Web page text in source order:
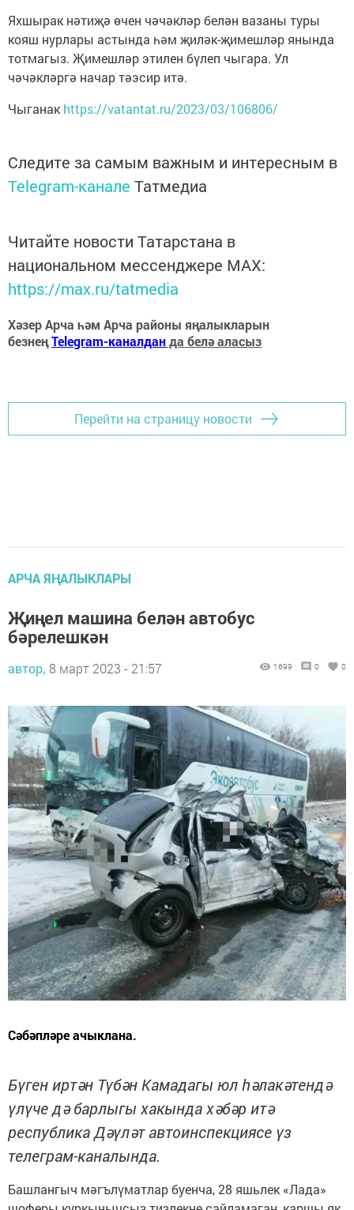
Яхшырак нәтиҗә өчен чәчәкләр белән вазаны туры
кояш нурлары астында һәм җиләк-җимешләр янында
тотмагыз. Җимешләр этилен бүлеп чыгара. Ул
чәчәкләргә начар тәэсир итә.
Чыганак https://vatantat.ru/2023/03/106806/
Следите за самым важным и интересным в
Telegram-канале Татмедиа
Читайте новости Татарстана в
национальном мессенджере MАХ:
https://max.ru/tatmedia
Хәзер Арча һәм Арча районы яңалыкларын
безнеңTelegram-каналданда белә аласыз
Перейти на страницу новости
АРЧА ЯҢАЛЫКЛАРЫ
Җиңел машина белән автобус
бәрелешкән
автор, 8 март 2023 - 21:57 1699 0 0
Сәбәпләре ачыклана.
Бүген иртән Түбән Камадагы юл һәлакәтендә
үлүче дә барлыгы хакында хәбәр итә
республика Дәүләт автоинспекциясе үз
телеграм-каналында.
Башлангыч мәгълүматлар буенча, 28 яшьлек «Лада»